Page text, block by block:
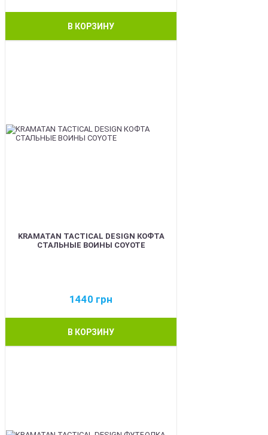
В КОРЗИНУ
KRAMATAN TACTICAL DESIGN КОФТА
СТАЛЬНЫЕ ВОИНЫ COYOTE
1440 грн
В КОРЗИНУ